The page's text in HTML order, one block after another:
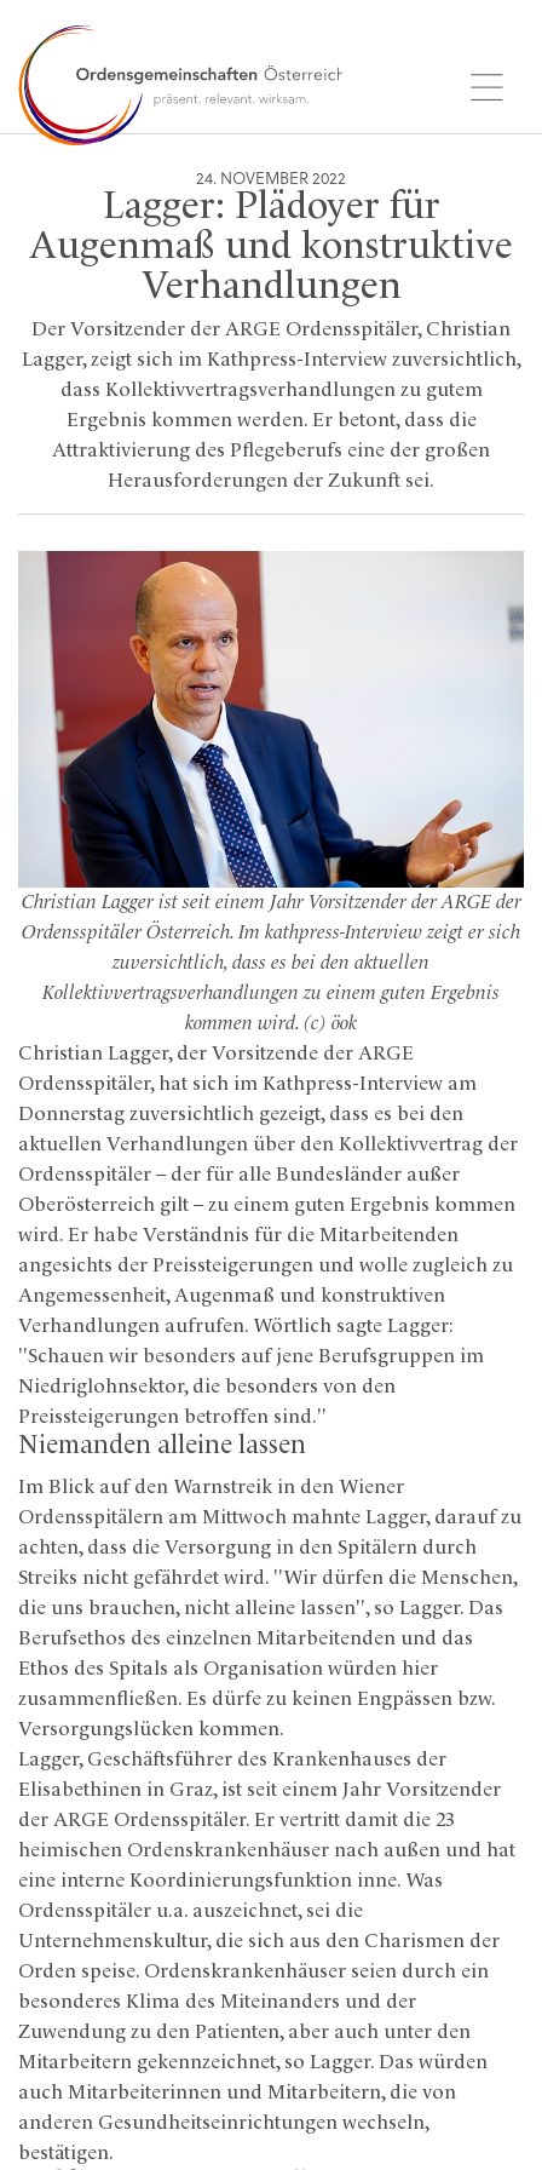
24. NOVEMBER 2022
Lagger: Plädoyer für
Augenmaß und konstruktive
Verhandlungen
Der Vorsitzender der ARGE Ordensspitäler, Christian
Lagger, zeigt sich im Kathpress-Interview zuversichtlich,
dass Kollektivvertragsverhandlungen zu gutem
Ergebnis kommen werden. Er betont, dass die
Attraktivierung des Pflegeberufs eine der großen
Herausforderungen der Zukunft sei.
Christian Lagger ist seit einem Jahr Vorsitzender der ARGE der
Ordensspitäler Österreich. Im kathpress-Interview zeigt er sich
zuversichtlich, dass es bei den aktuellen
Kollektivvertragsverhandlungen zu einem guten Ergebnis
kommen wird. (c) öok
Christian Lagger, der Vorsitzende der ARGE
Ordensspitäler, hat sich im Kathpress-Interview am
Donnerstag zuversichtlich gezeigt, dass es bei den
aktuellen Verhandlungen über den Kollektivvertrag der
Ordensspitäler – der für alle Bundesländer außer
Oberösterreich gilt – zu einem guten Ergebnis kommen
wird. Er habe Verständnis für die Mitarbeitenden
angesichts der Preissteigerungen und wolle zugleich zu
Angemessenheit, Augenmaß und konstruktiven
Verhandlungen aufrufen. Wörtlich sagte Lagger:
"Schauen wir besonders auf jene Berufsgruppen im
Niedriglohnsektor, die besonders von den
Preissteigerungen betroffen sind."
Niemanden alleine lassen
Im Blick auf den Warnstreik in den Wiener
Ordensspitälern am Mittwoch mahnte Lagger, darauf zu
achten, dass die Versorgung in den Spitälern durch
Streiks nicht gefährdet wird. "Wir dürfen die Menschen,
die uns brauchen, nicht alleine lassen", so Lagger. Das
Berufsethos des einzelnen Mitarbeitenden und das
Ethos des Spitals als Organisation würden hier
zusammenfließen. Es dürfe zu keinen Engpässen bzw.
Versorgungslücken kommen.
Lagger, Geschäftsführer des Krankenhauses der
Elisabethinen in Graz, ist seit einem Jahr Vorsitzender
der ARGE Ordensspitäler. Er vertritt damit die 23
heimischen Ordenskrankenhäuser nach außen und hat
eine interne Koordinierungsfunktion inne. Was
Ordensspitäler u.a. auszeichnet, sei die
Unternehmenskultur, die sich aus den Charismen der
Orden speise. Ordenskrankenhäuser seien durch ein
besonderes Klima des Miteinanders und der
Zuwendung zu den Patienten, aber auch unter den
Mitarbeitern gekennzeichnet, so Lagger. Das würden
auch Mitarbeiterinnen und Mitarbeitern, die von
anderen Gesundheitseinrichtungen wechseln,
bestätigen.